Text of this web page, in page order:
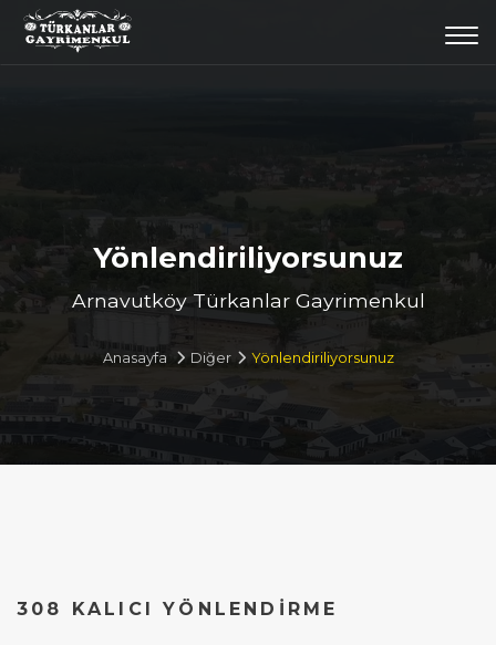
Yönlendiriliyorsunuz
Arnavutköy Türkanlar Gayrimenkul
Anasayfa Diğer Yönlendiriliyorsunuz
308 KALICI YÖNLENDIRME